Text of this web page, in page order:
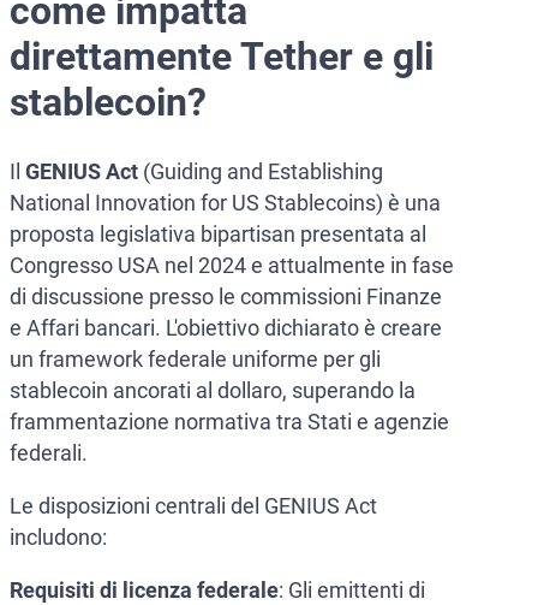
come impatta
direttamente Tether e gli
stablecoin?
Il GENIUS Act (Guiding and Establishing
National Innovation for US Stablecoins) è una
proposta legislativa bipartisan presentata al
Congresso USA nel 2024 e attualmente in fase
di discussione presso le commissioni Finanze
e Affari bancari. L'obiettivo dichiarato è creare
un framework federale uniforme per gli
stablecoin ancorati al dollaro, superando la
frammentazione normativa tra Stati e agenzie
federali.
Le disposizioni centrali del GENIUS Act
includono:
Requisiti di licenza federale: Gli emittenti di